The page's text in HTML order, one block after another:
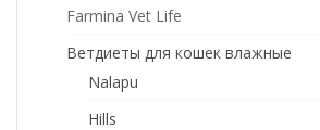
Farmina Vet Life
Ветдиеты для кошек влажные
Nalapu
Hills